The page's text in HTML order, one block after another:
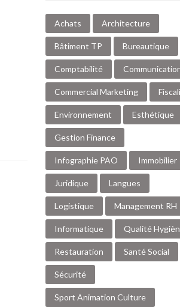
Achats Architecture
Bâtiment TP Bureautique
Comptabilité
Commercial Marketing
Environnement Esthétique
Gestion Finance
Infographie PAO Immobilier
Juridique Langues
Logistique Management RH
Informatique Qualité
Restauration Santé Social
Sécurité
Sport Animation Culture